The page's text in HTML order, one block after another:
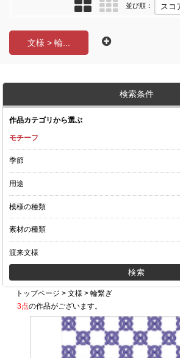
並び順：
文様 > 輪...
検索条件
作品カテゴリから選ぶ
モチーフ
季節
用途
模様の種類
素材の種類
渡来文様
トップページ >文様 >輪繋ぎ
3点の作品がございます。